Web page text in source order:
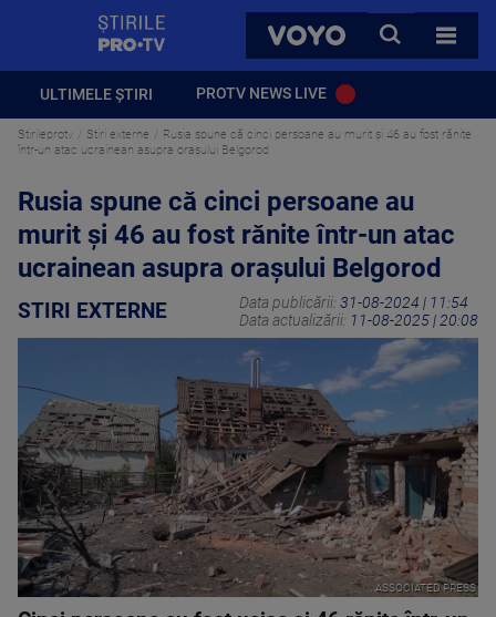
VOYO
CAUTA
TOATE
ULTIMELE ȘTIRI PROTV NEWS LIVE
Stirileprotv Stiri externe
Rusia spune că cinci persoane au murit şi 46 au fost rănite
într-un atac ucrainean asupra oraşului Belgorod
Rusia spune că cinci persoane au
murit şi 46 au fost rănite într-un atac
ucrainean asupra oraşului Belgorod
STIRI EXTERNE Data publicării: 31-08-2024 | 11:54
Data actualizării: 11-08-2025 | 20:08
ASSOCIATED PRESS